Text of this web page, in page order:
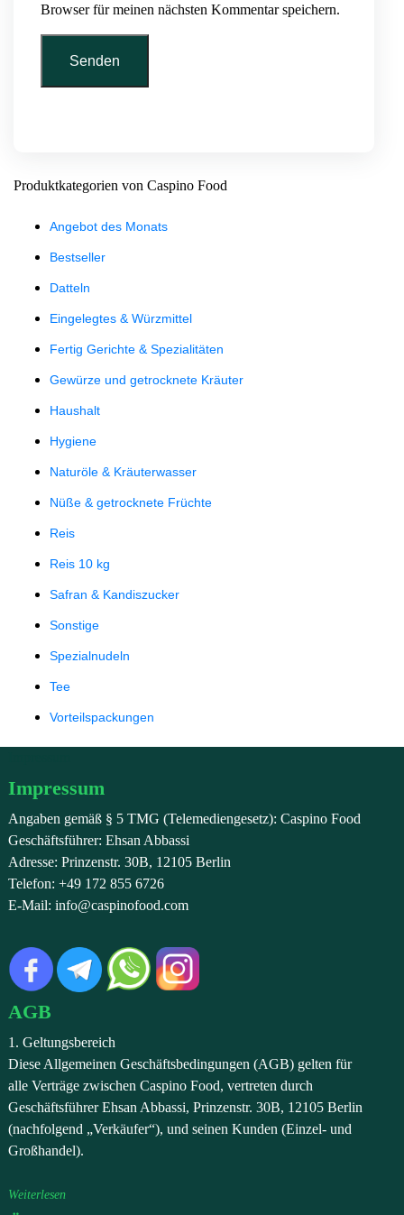
Browser für meinen nächsten Kommentar speichern.
Produktkategorien von Caspino Food
Angebot des Monats
Bestseller
Datteln
Eingelegtes & Würzmittel
Fertig Gerichte & Spezialitäten
Gewürze und getrocknete Kräuter
Haushalt
Hygiene
Naturöle & Kräuterwasser
Nüße & getrocknete Früchte
Reis
Reis 10 kg
Safran & Kandiszucker
Sonstige
Spezialnudeln
Tee
Vorteilspackungen
Impressum
Angaben gemäß § 5 TMG (Telemediengesetz): Caspino Food
Geschäftsführer: Ehsan Abbassi
Adresse: Prinzenstr. 30B, 12105 Berlin
Telefon: +49 172 855 6726
E-Mail: info@caspinofood.com
AGB
1. Geltungsbereich
Diese Allgemeinen Geschäftsbedingungen (AGB) gelten für
alle Verträge zwischen Caspino Food, vertreten durch
Geschäftsführer Ehsan Abbassi, Prinzenstr. 30B, 12105 Berlin
(nachfolgend „Verkäufer“), und seinen Kunden (Einzel- und
Großhandel).
Weiterlesen